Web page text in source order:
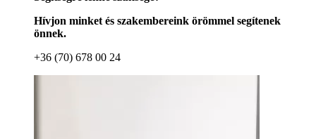
Hívjon minket és szakembereink örömmel segítenek
önnek.
+36 (70) 678 00 24